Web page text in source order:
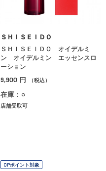
ＳＨＩＳＥＩＤＯ
ＳＨＩＳＥＩＤＯ オイデルミ
ン オイデルミン エッセンスロ
ーション
9,900 円 （税込）
在庫：○
店舗受取可
OPポイント対象